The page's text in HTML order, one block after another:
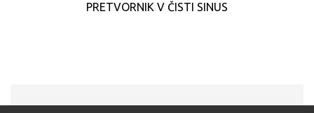
PRETVORNIK V ČISTI SINUS